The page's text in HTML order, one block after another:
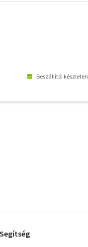
Beszállítói készleten
Segítség